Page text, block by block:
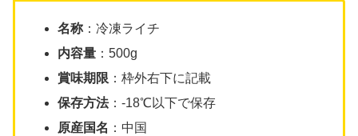
名称 ：冷凍ライチ
内容量 ：500g
賞味期限 ：枠外右下に記載
保存方法：-18℃以下で保存
原産国名 ：中国